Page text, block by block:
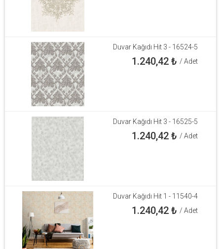
Duvar Kağıdı Hit 3 - 16524-5
1.240,42₺ / Adet
Duvar Kağıdı Hit 3 - 16525-5
1.240,42₺ / Adet
Duvar Kağıdı Hit 1 - 11540-4
1.240,42₺ / Adet